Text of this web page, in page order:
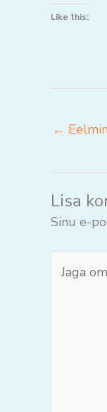
Like this:
←
Lisa
Sinu e-
oma